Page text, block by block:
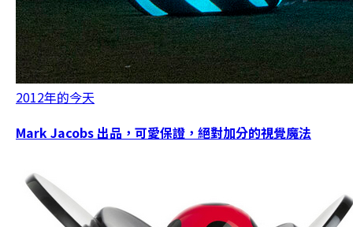
2012年的今天
Mark Jacobs 出品，可愛保證，絕對加分的視覺魔法